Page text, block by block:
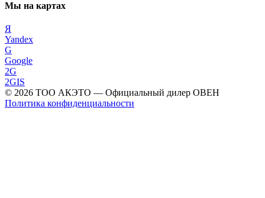
Мы на картах
Я
Yandex
G
Google
2G
2GIS
© 2026 ТОО АКЭТО — Официальный дилер ОВЕН
Политика конфиденциальности